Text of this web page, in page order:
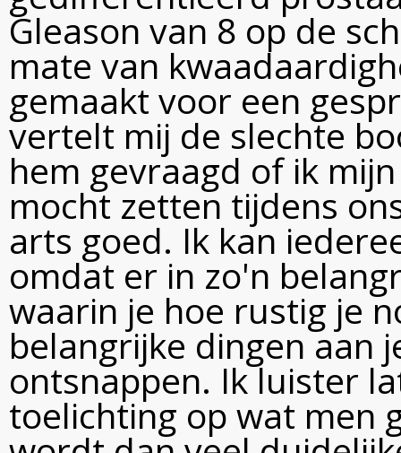
Gleason van 8 op de
mate van
gemaakt voor een
vertelt mij de slechte
hem gevraagd of ik
mocht zetten tijdens
arts goed. Ik kan
omdat er in zo'n
waarin je hoe rustig je
belangrijke dingen aan
ontsnappen. Ik luister
toelichting op wat men